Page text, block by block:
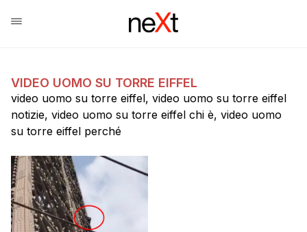
VIDEO UOMO SU TORRE EIFFEL
video uomo su torre eiffel, video uomo su torre eiffel
notizie, video uomo su torre eiffel chi è, video uomo
su torre eiffel perché